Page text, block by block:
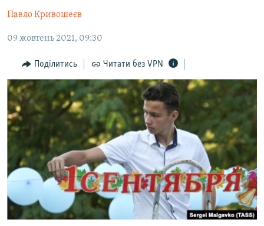
основної
навігації
Перейти
пошуку
БЛОГИ
ПОГЛЯД
ІНТЕРВ'Ю
ВСЕ ЗА ДЕНЬ
СПЕЦПРОЕКТИ
ДЕПОРТАЦІЯ
ВІДЕОУРОКИ «ELIFBE»
СВІДЧЕННЯ ОКУПАЦІЇ
УКРАЇНСЬКА ПРОБЛЕМА КРИМУ
ІНФОГРАФІКА
ЯК ОБІЙТИ БЛОКУВАННЯ
Русский
Qırımtatar
ДОЛУЧАЙСЯ!
Павло Кривошеєв
09 жовтень 2021, 09:30
Поділитись Читати без VPN